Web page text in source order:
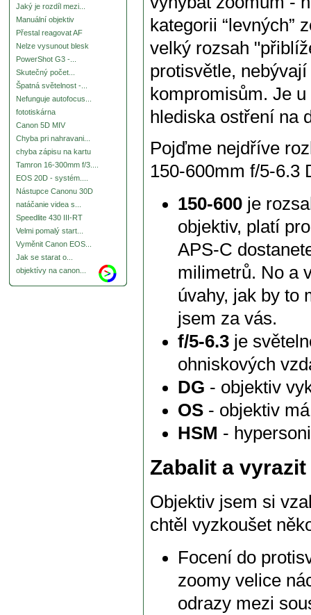
Jaký je rozdíl mezi...
Manuální objektiv
Přestal reagovat AF
Nelze vysunout blesk
PowerShot G3 -...
Skutečný počet...
Špatná světelnost -...
Nefunguje autofocus...
fototiskárna
Canon 5D MIV
Chyba pri nahravani...
chyba zápisu na kartu
Tamron 16-300mm f/3....
EOS 20D - systém....
Nástupce Canonu 30D
natáčanie videa s...
Speedlite 430 III-RT
Velmi pomalý start...
Vyměnit Canon EOS...
Jak se starat o...
objektívy na canon...
kategorii “levných”
velký rozsah
protisvětle,
kompromisům. Je
hlediska ostření na
Pojďme nejdříve
150-600mm f/5-6.3
150-600 je
objektiv, platí
APS-C
milimetrů. No a
úvahy, jak by to
jsem za vás.
f/5-6.3 je
ohniskových
DG - objektiv
OS - objektiv
HSM -
Zabalit a
Objektiv jsem si
chtěl vyzkoušet
Focení do
zoomy velice
odrazy mezi